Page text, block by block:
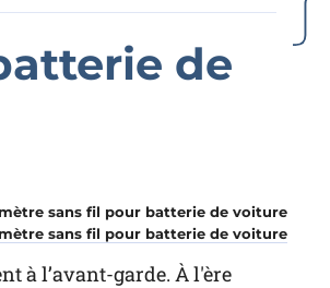
de
sans fil pour batterie de voiture
à l’avant-garde. À l'ère